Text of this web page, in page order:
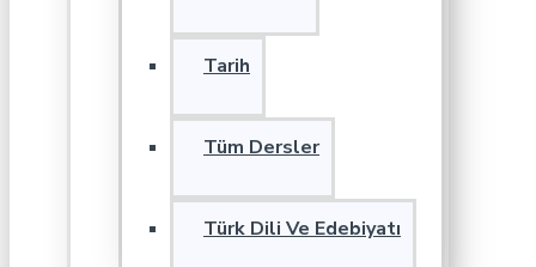
Tarih
Tüm Dersler
Türk Dili Ve Edebiyatı